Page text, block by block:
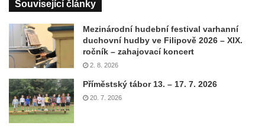
Související články
Mezinárodní hudební festival varhanní
duchovní hudby ve Filipově 2026 – XIX.
ročník – zahajovací koncert
2. 8. 2026
Příměstský tábor 13. – 17. 7. 2026
20. 7. 2026